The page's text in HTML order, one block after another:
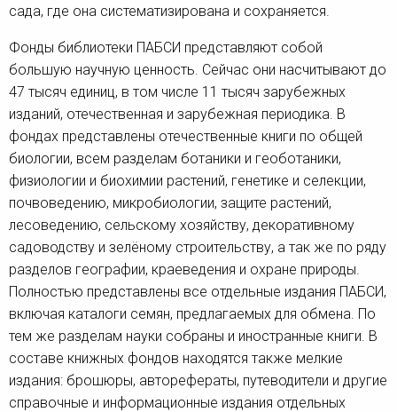
сада, где она систематизирована и сохраняется.
Фонды библиотеки ПАБСИ представляют собой
большую научную ценность. Сейчас они насчитывают до
47 тысяч единиц, в том числе 11 тысяч зарубежных
изданий, отечественная и зарубежная периодика. В
фондах представлены отечественные книги по общей
биологии, всем разделам ботаники и геоботаники,
физиологии и биохимии растений, генетике и селекции,
почвоведению, микробиологии, защите растений,
лесоведению, сельскому хозяйству, декоративному
садоводству и зелёному строительству, а так же по ряду
разделов географии, краеведения и охране природы.
Полностью представлены все отдельные издания ПАБСИ,
включая каталоги семян, предлагаемых для обмена. По
тем же разделам науки собраны и иностранные книги. В
составе книжных фондов находятся также мелкие
издания: брошюры, авторефераты, путеводители и другие
справочные и информационные издания отдельных